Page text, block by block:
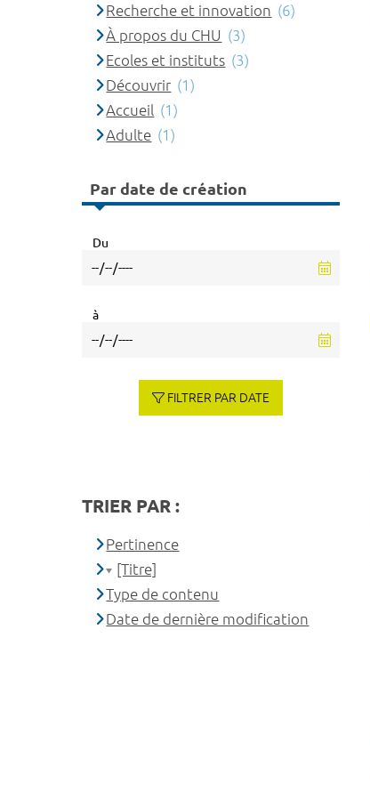
Recherche et innovation (6)
À propos du CHU (3)
Ecoles et instituts (3)
Découvrir (1)
Accueil (1)
Adulte (1)
Par date de création
Du
à
FILTRER PAR DATE
TRIER PAR :
Pertinence
[Titre]
Type de contenu
Date de dernière modification